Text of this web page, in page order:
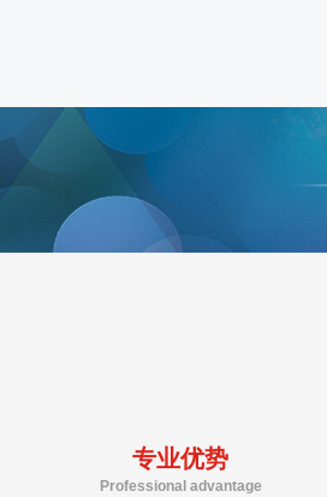
专业优势
Professional advantage